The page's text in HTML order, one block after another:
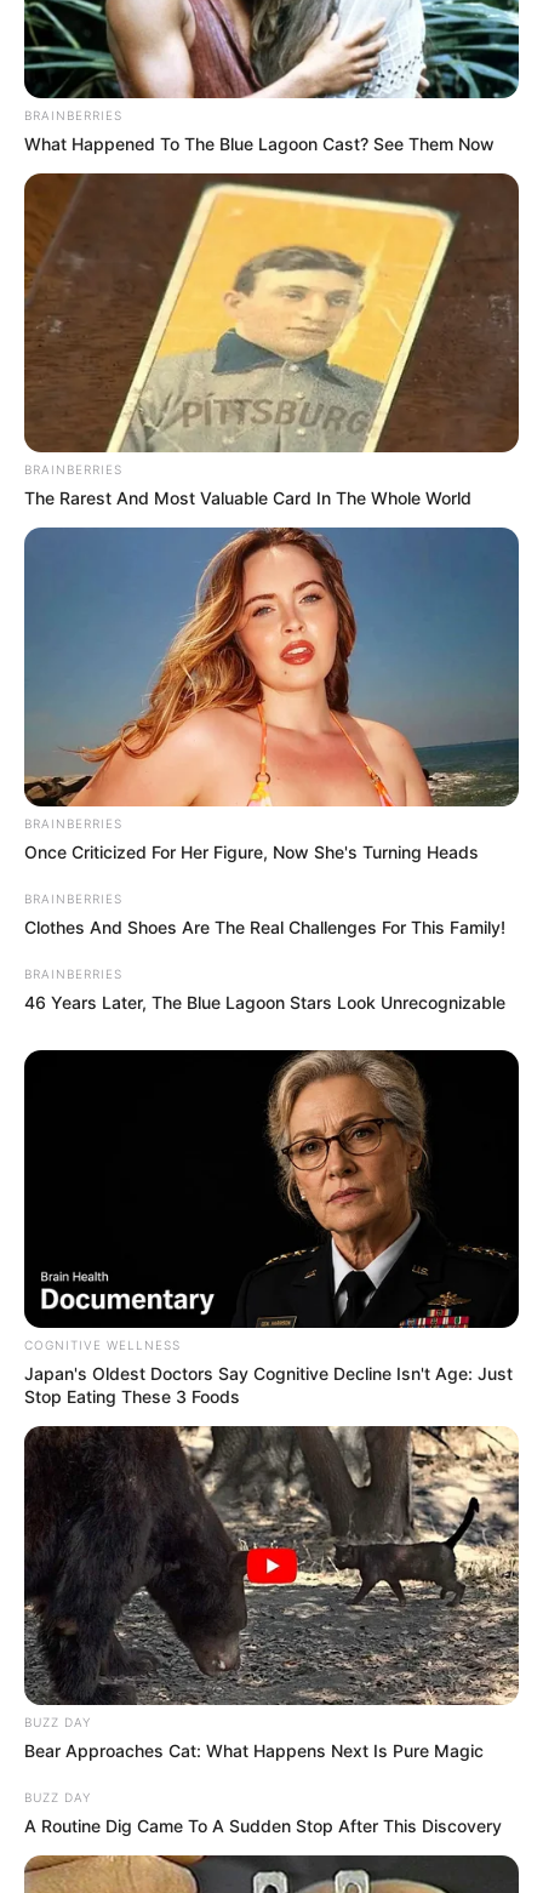
BRAINBERRIES
What Happened To The Blue Lagoon Cast? See Them Now
BRAINBERRIES
The Rarest And Most Valuable Card In The Whole World
BRAINBERRIES
Once Criticized For Her Figure, Now She's Turning Heads
BRAINBERRIES
Clothes And Shoes Are The Real Challenges For This Family!
BRAINBERRIES
46 Years Later, The Blue Lagoon Stars Look Unrecognizable
COGNITIVE WELLNESS
Japan's Oldest Doctors Say Cognitive Decline Isn't Age: Just
Stop Eating These 3 Foods
BUZZ DAY
Bear Approaches Cat: What Happens Next Is Pure Magic
BUZZ DAY
A Routine Dig Came To A Sudden Stop After This Discovery